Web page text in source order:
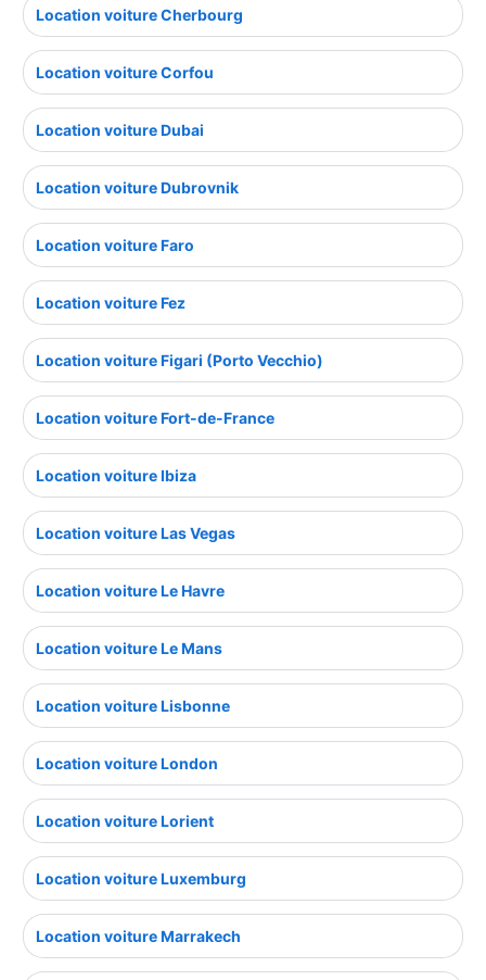
Location voiture Cherbourg
Location voiture Corfou
Location voiture Dubai
Location voiture Dubrovnik
Location voiture Faro
Location voiture Fez
Location voiture Figari (Porto Vecchio)
Location voiture Fort-de-France
Location voiture Ibiza
Location voiture Las Vegas
Location voiture Le Havre
Location voiture Le Mans
Location voiture Lisbonne
Location voiture London
Location voiture Lorient
Location voiture Luxemburg
Location voiture Marrakech